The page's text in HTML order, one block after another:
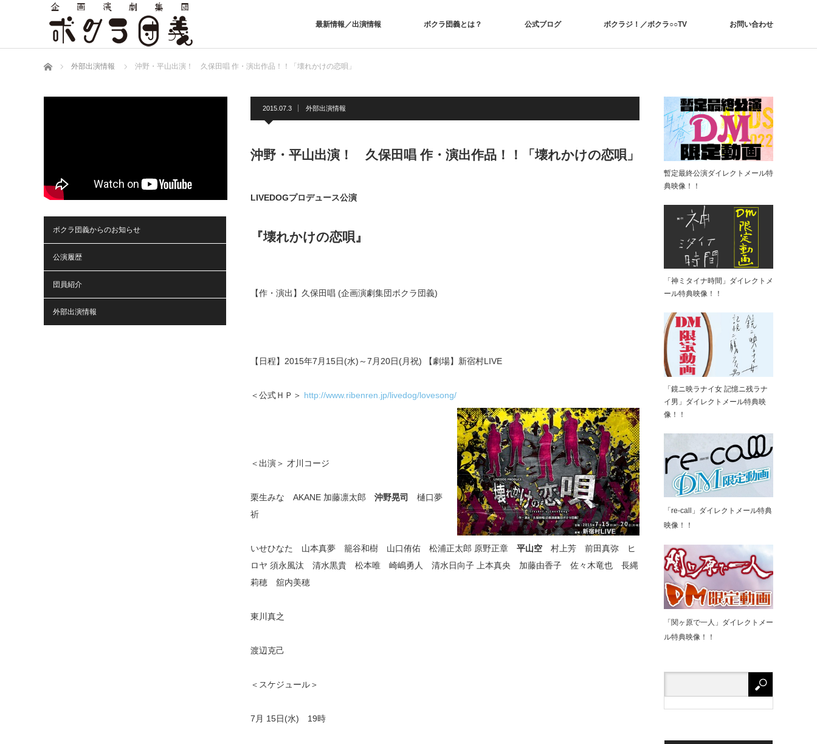
最新情報／出演情報 ボクラ団義とは？ 公式ブログ ボクラジ！／ボクラ○○TV お問い合わせ
ホーム 外部出演情報 沖野・平山出演！ 久保田唱 作・演出作品！！「壊れかけの恋唄」
2015.07.3 外部出演情報
沖野・平山出演！ 久保田唱 作・演出作品！！「壊れかけの恋唄」
LIVEDOGプロデュース公演
『壊れかけの恋唄』
【作・演出】久保田唱 (企画演劇集団ボクラ団義)
【日程】2015年7月15日(水)～7月20日(月祝) 【劇場】新宿村LIVE
＜公式ＨＰ＞ http://www.ribenren.jp/livedog/lovesong/
＜出演＞ 才川コージ
栗生みな AKANE 加藤凛太郎 沖野晃司
樋口夢
祈
いせひなた 山本真夢 籠谷和樹 山口侑佑 松浦正太郎 原野正章 平山空 村上芳 前田真弥 ヒ
ロヤ 須永風汰 清水黒貴 松本唯 崎嶋勇人 清水日向子 上本真央 加藤由香子 佐々木竜也 長縄
莉穂 舘内美穂
東川真之
渡辺克己
＜スケジュール＞
7月 15日(水) 19時
ボクラ団義からのお知らせ
公演履歴
団員紹介
外部出演情報
暫定最終公演ダイレクトメール特
典映像！！
「神ミタイナ時間」ダイレクトメ
ール特典映像！！
「鏡ニ映ラナイ女 記憶ニ残ラナ
イ男」ダイレクトメール特典映
像！！
「re-call」ダイレクトメール特典
映像！！
「関ヶ原で⼀⼈」ダイレクトメー
ル特典映像！！